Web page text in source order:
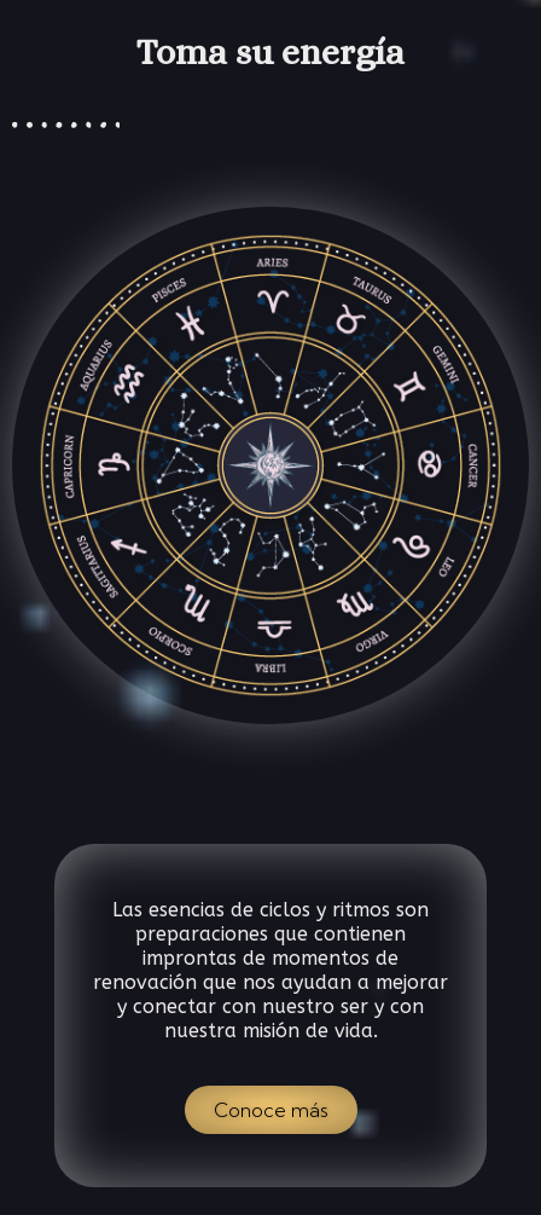
Toma su energía
Las esencias de ciclos y ritmos son
preparaciones que contienen
improntas de momentos de
renovación que nos ayudan a mejorar
y conectar con nuestro ser y con
nuestra misión de vida.
Conoce más